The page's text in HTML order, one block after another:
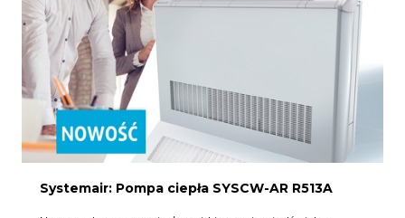
Systemair: Pompa ciepła SYSCW-AR R513A